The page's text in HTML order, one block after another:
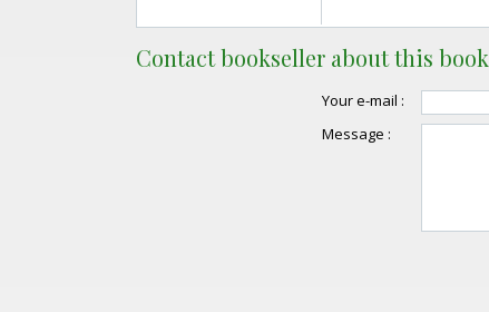
Contact bookseller about this book
Your e-mail :
Message :